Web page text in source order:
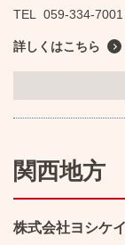
TEL
059-334-7001
詳しくはこちら
関西地方
株式会社ヨシケ